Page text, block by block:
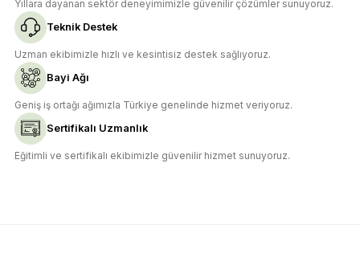
Yıllara dayanan sektör deneyimimizle güvenilir çözümler sunuyoruz.
Teknik Destek
Uzman ekibimizle hızlı ve kesintisiz destek sağlıyoruz.
Bayi Ağı
Geniş iş ortağı ağımızla Türkiye genelinde hizmet veriyoruz.
Sertifikalı Uzmanlık
Eğitimli ve sertifikalı ekibimizle güvenilir hizmet sunuyoruz.